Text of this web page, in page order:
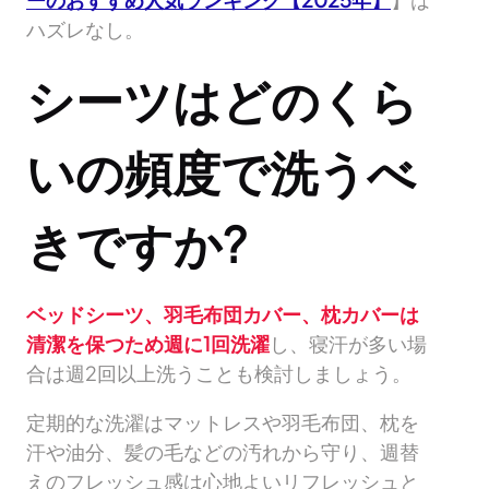
ハズレなし。
シーツはどのくら
いの頻度で洗うべ
きですか?
ベッドシーツ、羽毛布団カバー、枕カバーは
清潔を保つため週に1回洗濯し、寝汗が多い場
合は週2回以上洗うことも検討しましょう。
定期的な洗濯はマットレスや羽毛布団、枕を
汗や油分、髪の毛などの汚れから守り、週替
えのフレッシュ感は心地よいリフレッシュと